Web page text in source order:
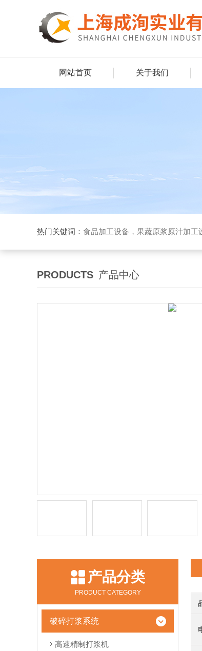
网站首页 关于我们
热门关键词： 食品加工设备，果蔬原浆原汁加工设备，果蔬浓缩汁加工设备，果酒酵素加
PRODUCTS 产品中心
产品分类
PRODUCT CATEGORY
破碎打浆系统
高速精制打浆机